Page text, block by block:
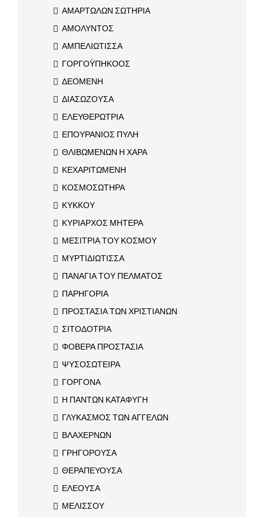
ΑΜΑΡΤΩΛΩΝ ΣΩΤΗΡΙΑ
ΑΜΟΛΥΝΤΟΣ
ΑΜΠΕΛΙΩΤΙΣΣΑ
ΓΟΡΓΟΫΠΗΚΟΟΣ
ΔΕΟΜΕΝΗ
ΔΙΑΣΩΖΟΥΣΑ
ΕΛΕΥΘΕΡΩΤΡΙΑ
ΕΠΟΥΡΑΝΙΟΣ ΠΥΛΗ
ΘΛΙΒΩΜΕΝΩΝ Η ΧΑΡΑ
ΚΕΧΑΡΙΤΩΜΕΝΗ
ΚΟΣΜΟΣΩΤΗΡΑ
ΚΥΚΚΟΥ
ΚΥΡΙΑΡΧΟΣ ΜΗΤΕΡΑ
ΜΕΣΙΤΡΙΑ ΤΟΥ ΚΟΣΜΟΥ
ΜΥΡΤΙΔΙΩΤΙΣΣΑ
ΠΑΝΑΓΙΑ ΤΟΥ ΠΕΛΜΑΤΟΣ
ΠΑΡΗΓΟΡΙΑ
ΠΡΟΣΤΑΣΙΑ ΤΩΝ ΧΡΙΣΤΙΑΝΩΝ
ΣΙΤΟΔΟΤΡΙΑ
ΦΟΒΕΡΑ ΠΡΟΣΤΑΣΙΑ
ΨΥΣΟΣΩΤΕΙΡΑ
ΓΟΡΓΟΝΑ
Η ΠΑΝΤΩΝ ΚΑΤΑΦΥΓΗ
ΓΛΥΚΑΣΜΟΣ ΤΩΝ ΑΓΓΕΛΩΝ
ΒΛΑΧΕΡΝΩΝ
ΓΡΗΓΟΡΟΥΣΑ
ΘΕΡΑΠΕΥΟΥΣΑ
ΕΛΕΟΥΣΑ
ΜΕΛΙΣΣΟΥ